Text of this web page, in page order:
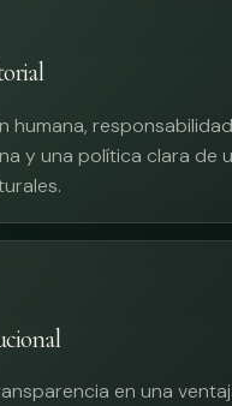
humana,
y una política clara de
en una